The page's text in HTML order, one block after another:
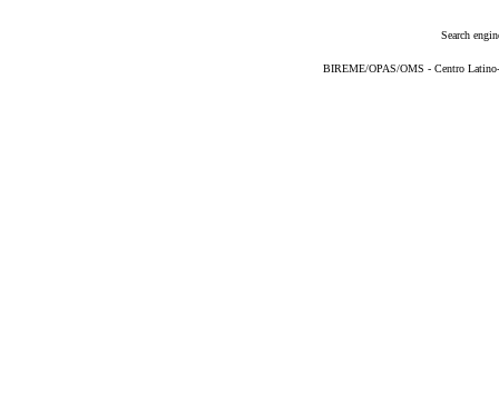
Search
BIREME/OPAS/OMS - Centro Latino-